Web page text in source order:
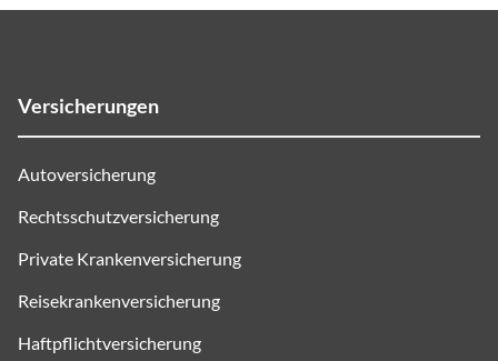
Versicherungen
Autoversicherung
Rechtsschutzversicherung
Private Krankenversicherung
Reisekrankenversicherung
Haftpflichtversicherung